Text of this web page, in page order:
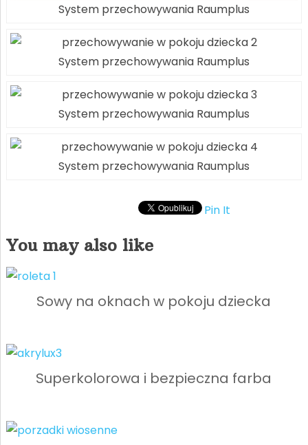
System przechowywania Raumplus
System przechowywania Raumplus
System przechowywania Raumplus
System przechowywania Raumplus
Pin It
You may also like
Sowy na oknach w pokoju dziecka
Superkolorowa i bezpieczna farba